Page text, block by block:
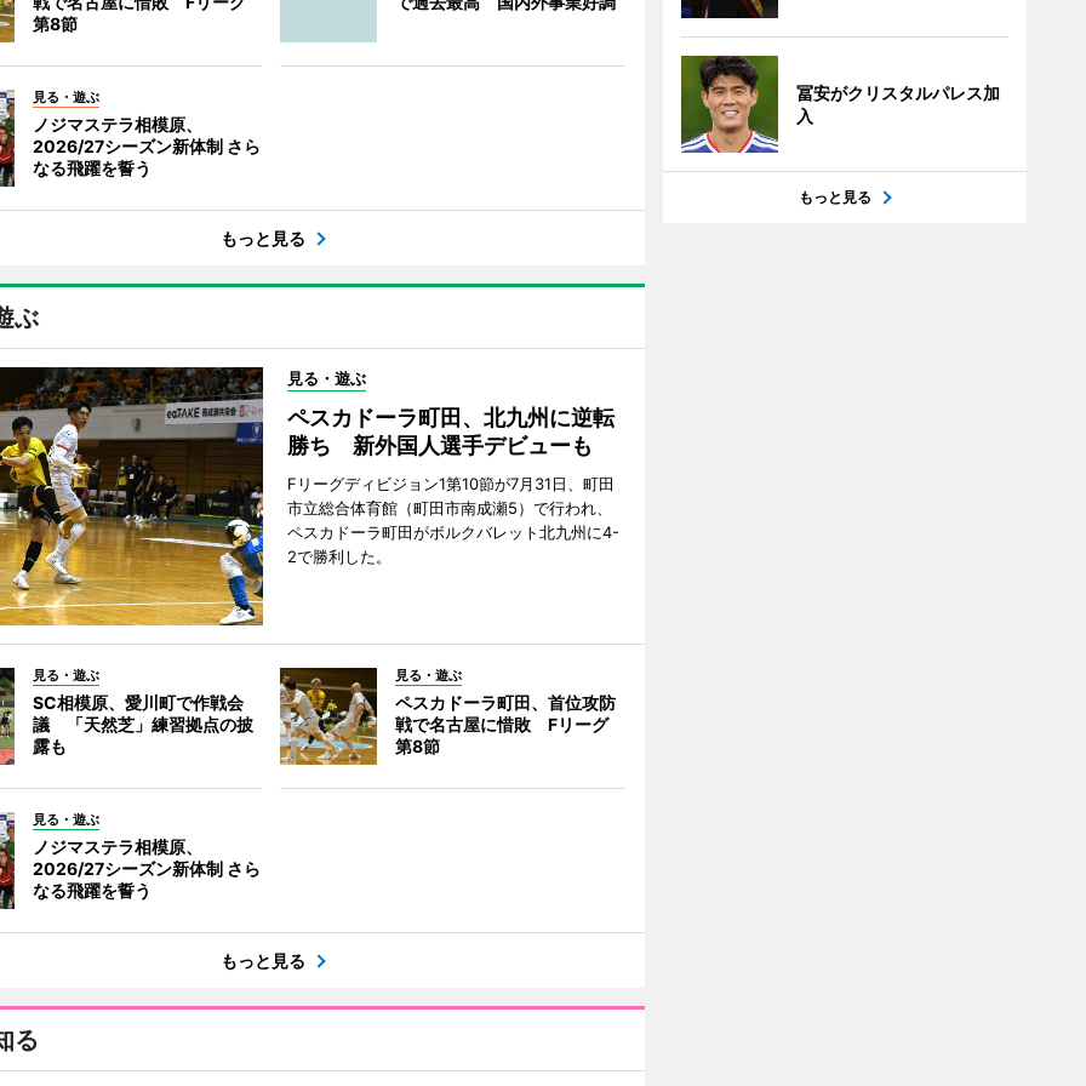
第8節
見る・遊ぶ
ノジマステラ相模原、
2026/27シーズン新体制 さら
なる飛躍を誓う
もっと見る
ぶ
見る・遊ぶ
ペスカドーラ町田、北九州に逆転
勝ち 新外国人選手デビューも
Fリーグディビジョン1第10節が7月31日、町田
市立総合体育館（町田市南成瀬5）で行われ、
ペスカドーラ町田がボルクバレット北九州に4-
2で勝利した。
見る・遊ぶ
SC相模原、愛川町で作戦会
議 「天然芝」練習拠点の披
露も
見る・遊ぶ
ペスカドーラ町田、首位攻防
戦で名古屋に惜敗 Fリーグ
第8節
見る・遊ぶ
ノジマステラ相模原、
2026/27シーズン新体制 さら
なる飛躍を誓う
もっと見る
る
冨安がクリスタルパレス加
入
もっと見る